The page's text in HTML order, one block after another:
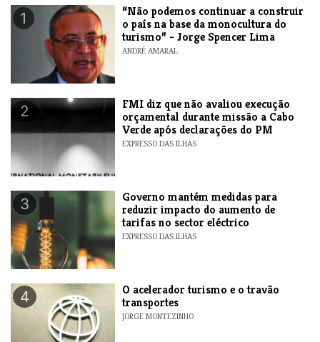
1
“Não podemos continuar a construir
o país na base da monocultura do
turismo” - Jorge Spencer Lima
ANDRÉ AMARAL
2
FMI diz que não avaliou execução
orçamental durante missão a Cabo
Verde após declarações do PM
EXPRESSO DAS ILHAS
3
Governo mantém medidas para
reduzir impacto do aumento de
tarifas no sector eléctrico
EXPRESSO DAS ILHAS
4
O acelerador turismo e o travão
transportes
JORGE MONTEZINHO